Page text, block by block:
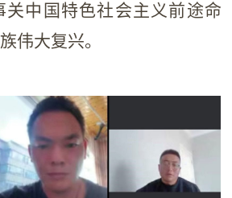
关中国特色社会主义前途命
伟大复兴。